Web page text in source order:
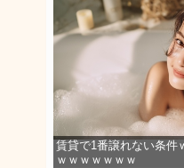
賃貸で1番譲れない条件
ｗｗｗｗｗｗｗ